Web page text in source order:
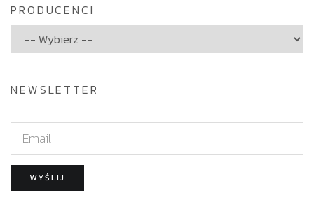
PRODUCENCI
NEWSLETTER
a
i
WYŚLIJ